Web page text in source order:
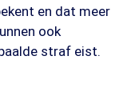
en dat meer
ook
straf eist.